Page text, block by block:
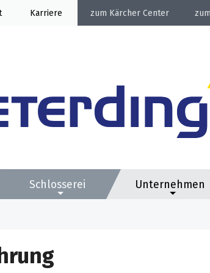
Karriere Kärcher Center
Schlosserei Unternehmen